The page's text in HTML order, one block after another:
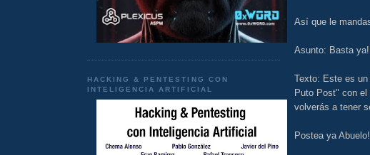
HACKING & PENTESTING CON
INTELIGENCIA ARTIFICIAL
Así que le
Asunto: Basta ya!
Texto: Este es
Puto Post" con
volverás a tener
Postea ya